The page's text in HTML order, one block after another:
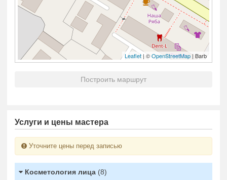
Leaflet | ©OpenStreetMap | Barb
Построить маршрут
Услуги и цены мастера
Уточните цены перед записью
Косметология лица (8)